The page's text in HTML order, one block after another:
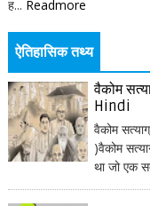
ह... Readmore
ऐतिहासिक तथ्य
वैकोम
Hindi
वैकोम
)वैकोम
था जो एक